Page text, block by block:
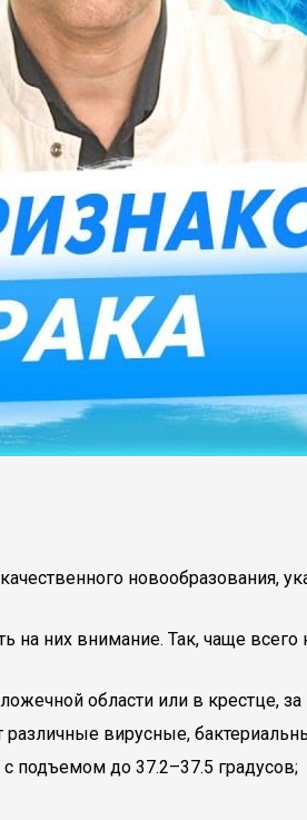
новообразования,
на них внимание. Так, чаще
области или в крестце, за
вирусные,
подъемом до 37.2–37.5 градусов;